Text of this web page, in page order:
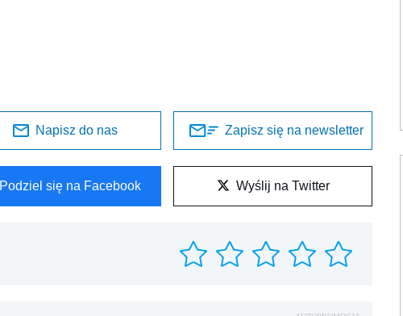
Napisz do nas Zapisz się na newsletter
Podziel się na Facebook Wyślij na Twitter